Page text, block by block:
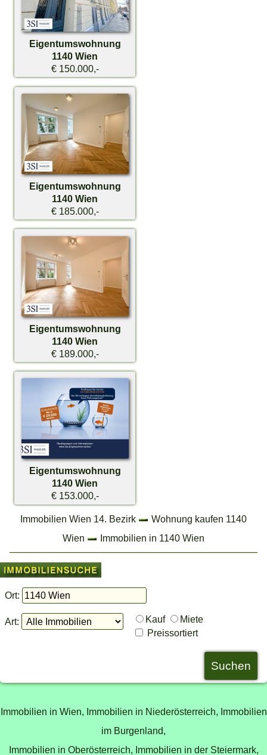
Eigentumswohnung
1140 Wien
€ 150.000,-
Eigentumswohnung
1140 Wien
€ 185.000,-
Eigentumswohnung
1140 Wien
€ 189.000,-
Eigentumswohnung
1140 Wien
€ 153.000,-
Immobilien Wien 14. Bezirk
Wohnung kaufen 1140
Wien
Immobilien in 1140 Wien
Ort:
Art: Kauf
Miete
Preissortiert
Immobilien in Wien, Immobilien in Niederösterreich, Immobilien
im Burgenland,
Immobilien in Oberösterreich, Immobilien in der Steiermark,